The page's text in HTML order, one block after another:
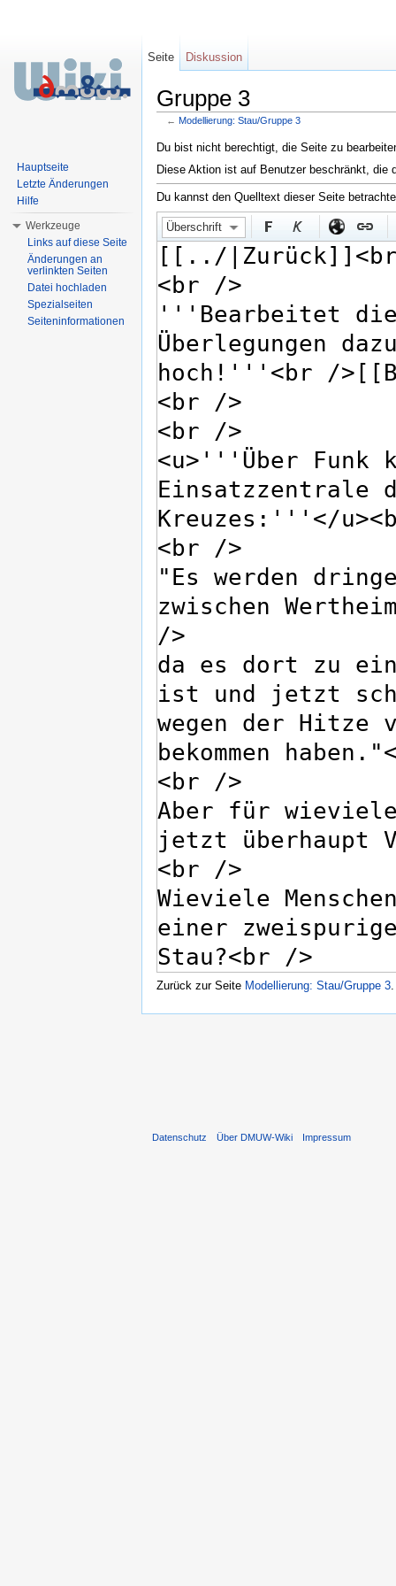
Gruppe 3
← Modellierung: Stau/Gruppe 3
Du bist nicht berechtigt, die Seite zu
Diese Aktion ist auf Benutzer beschränkt, die
Du kannst den Quelltext dieser Seite
Überschrift
Zurück zur Seite Modellierung: Stau/Gruppe 3
Seite Diskussion
Hauptseite
Letzte Änderungen
Hilfe
Werkzeuge
Links auf diese Seite
Änderungen an
verlinkten Seiten
Datei hochladen
Spezialseiten
Seiteninformationen
Datenschutz Über DMUW-Wiki Impressum